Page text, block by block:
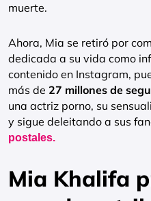
muerte.
Ahora, Mia se retiró por
dedicada a su vida como
contenido en Instagram,
más de 27 millones de
una actriz porno, su
y sigue deleitando a sus
postales.
Mia Khalifa